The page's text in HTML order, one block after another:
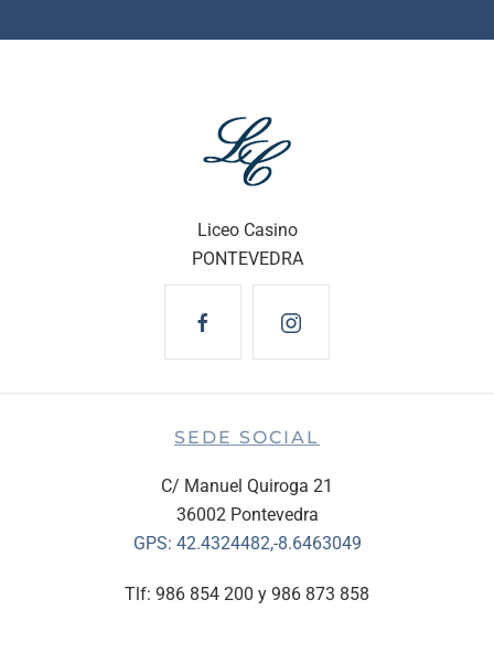
Liceo Casino
PONTEVEDRA
SEDE SOCIAL
C/ Manuel Quiroga 21
36002 Pontevedra
GPS: 42.4324482,-8.6463049
Tlf: 986 854 200 y 986 873 858